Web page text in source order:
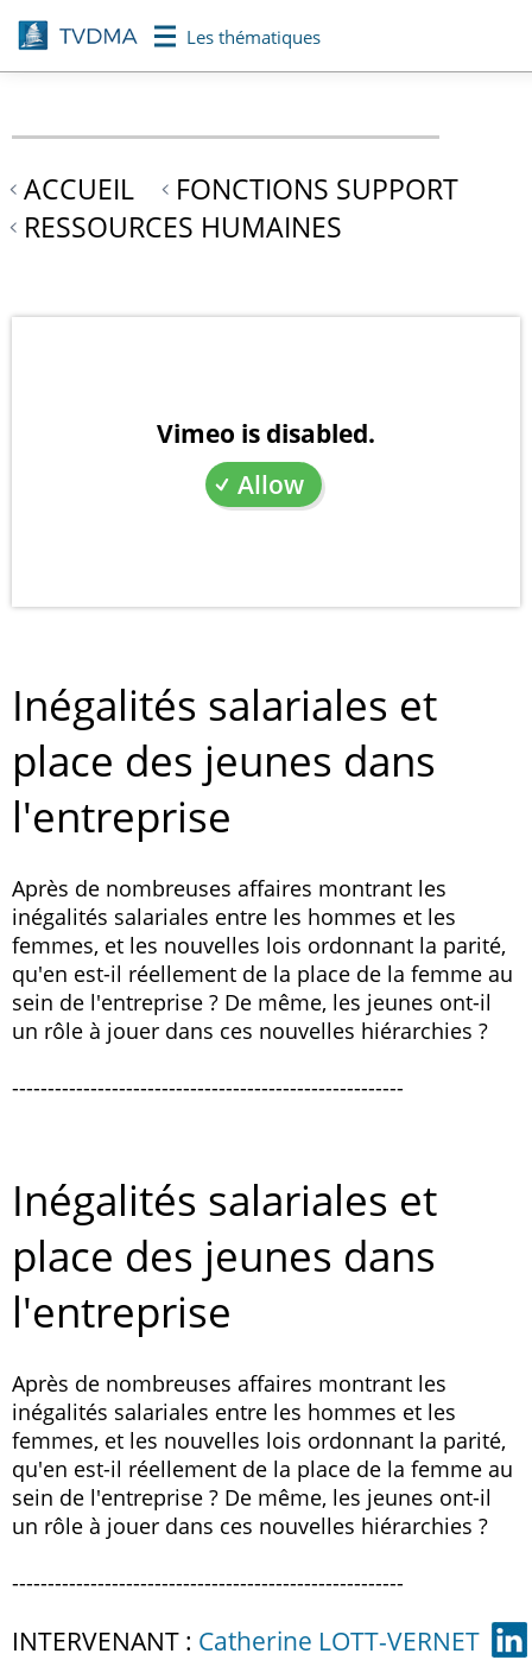
Aller
au
contenu
Les thématiques
ACCUEIL
FONCTIONS SUPPORT
RESSOURCES HUMAINES
Vimeo is disabled.
Allow
Inégalités salariales et
place des jeunes dans
l'entreprise
Après de nombreuses affaires montrant les
inégalités salariales entre les hommes et les
femmes, et les nouvelles lois ordonnant la parité,
qu'en est-il réellement de la place de la femme au
sein de l'entreprise ? De même, les jeunes ont-il
un rôle à jouer dans ces nouvelles hiérarchies ?
-------------------------------------------------------
Inégalités salariales et
place des jeunes dans
l'entreprise
Après de nombreuses affaires montrant les
inégalités salariales entre les hommes et les
femmes, et les nouvelles lois ordonnant la parité,
qu'en est-il réellement de la place de la femme au
sein de l'entreprise ? De même, les jeunes ont-il
un rôle à jouer dans ces nouvelles hiérarchies ?
-------------------------------------------------------
INTERVENANT : Catherine LOTT-VERNET